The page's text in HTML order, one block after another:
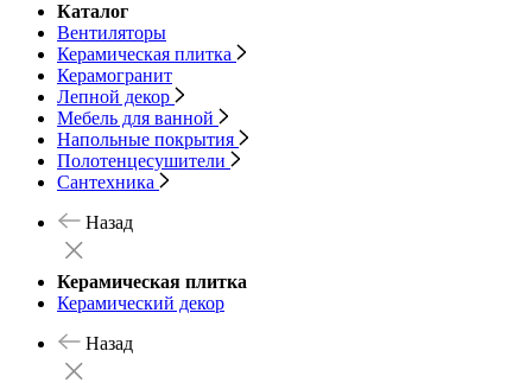
Каталог
Вентиляторы
Керамическая плитка
Керамогранит
Лепной декор
Мебель для ванной
Напольные покрытия
Полотенцесушители
Сантехника
Назад
Керамическая плитка
Керамический декор
Назад